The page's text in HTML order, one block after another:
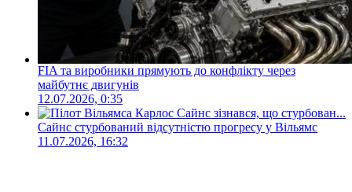
FIA та виробники прямують до конфлікту через
майбутнє двигунів
12.07.2026, 0:35
Сайнс стурбований відсутністю прогресу у Вільямс
11.07.2026, 16:32